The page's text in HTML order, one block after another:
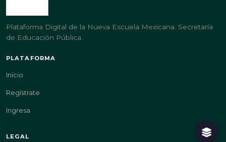
Plataforma Digital de la Nueva Escuela Mexicana. Secretaría
de Educación Pública.
PLATAFORMA
Inicio
Regístrate
Ingresa
LEGAL